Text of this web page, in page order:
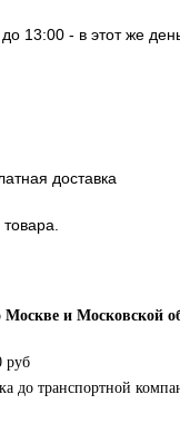
до 13:00 - в этот же
доставка
Москве и Московской
руб
до транспортной